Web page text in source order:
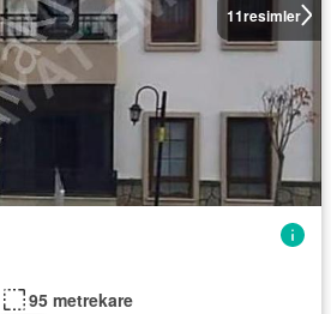
11resimler
95 metrekare